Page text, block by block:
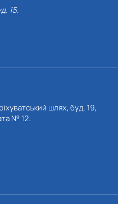
15.
шлях, буд. 19,
№ 12.